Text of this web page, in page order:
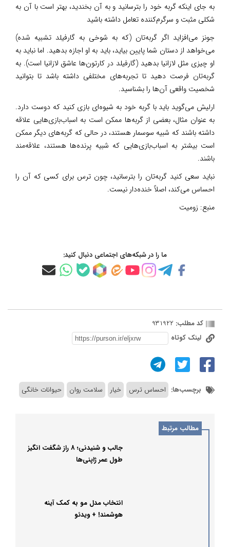
به جای اینکه گربه‌ خود را بترسانید و به آن‌ بخندید، بهتر است با آن‌ به
شکلی مثبت و سرگرم‌کننده تعامل داشته باشید
جونز می‌افزاید اگر گربه‌تان (که به شوخی به گارفیلد تشبیه شده)
می‌خواهد از دستان شما پایین بیاید، باید به او اجازه بدهید. اما نباید به
او چیزی مثل لازانیا بدهید (گارفیلد در کارتون‌ها عاشق لازانیا است). به
گربه‌تان فرصت دهید تا تجربه‌های مختلفی داشته باشد تا بتوانید
شخصیت واقعی آن‌ها را بشناسید.
ارلیش می‌گوید باید با گربه‌ خود به شیوه‌ای بازی کنید که دوست دارد.
به عنوان مثال، بعضی از گربه‌ها ممکن است به اسباب‌بازی‌هایی علاقه
داشته باشند که شبیه سوسمار هستند، در حالی که گربه‌های دیگر ممکن
است بیشتر به اسباب‌بازی‌هایی که شبیه پرنده‌ها هستند، علاقه‌مند
باشند.
نباید سعی کنید گربه‌تان را بترسانید، چون ترس برای کسی که آن را
احساس می‌کند، اصلاً خنده‌دار نیست.
منبع: زومیت
ما را در شبکه‌های اجتماعی دنبال کنید:
کد مطلب: 931922
لینک کوتاه
برچسب‌ها: احساس ترس خیار سلامت روان حیوانات خانگی
مطالب مرتبط
جالب و شنیدنی؛ 8 راز شگفت انگیز
طول عمر ژاپنی‌ها
انتخاب مدل مو به کمک آینه
هوشمند! + ویدئو